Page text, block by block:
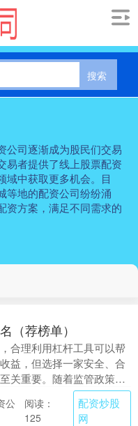
搜索
公司逐渐成为股民们交易
易者提供了线上股票配资
域中获取更多机会。目
等地的配资公司纷纷涌
资方案，满足不同需求的
（荐榜单）
合理利用杠杆工具可以帮
益，但选择一家安全、合
关重要。随着监管政策的
炒股网，配资行业经历了一
合....
公
阅读：
125
配资炒股
网